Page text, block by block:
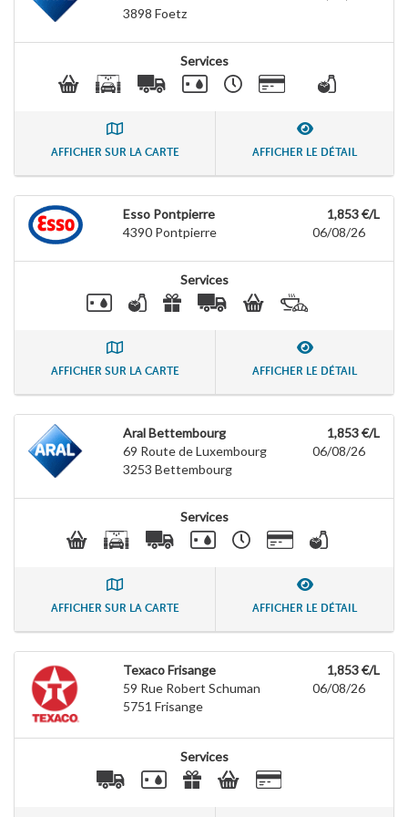
3898 Foetz
Services
AFFICHER SUR LA CARTE AFFICHER LE DÉTAIL
Esso Pontpierre
4390 Pontpierre
1,853 €/L
06/08/26
Services
AFFICHER SUR LA CARTE AFFICHER LE DÉTAIL
Aral Bettembourg
69 Route de Luxembourg
3253 Bettembourg
1,853 €/L
06/08/26
Services
AFFICHER SUR LA CARTE AFFICHER LE DÉTAIL
Texaco Frisange
59 Rue Robert Schuman
5751 Frisange
1,853 €/L
06/08/26
Services